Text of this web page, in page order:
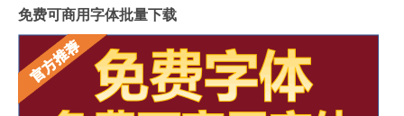
免费可商用字体批量下载